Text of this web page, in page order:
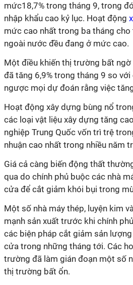
mức18,7% trong tháng 9, trong
nhập khẩu cao kỷ lục. Hoạt động
mức cao nhất trong ba tháng cho
ngoài nước đều đang ở mức cao.
Một điều khiến thị trường bất ngờ
đã tăng 6,9% trong tháng 9 so
ngược mọi dự đoán rằng việc
Hoạt động xây dựng bùng nổ
các loại vật liệu xây dựng tăng
nghiệp Trung Quốc vốn trì trệ
nhuận cao nhất trong nhiều năm
Giá cả càng biến động thất
qua do chính phủ buộc các nhà
cửa để cắt giảm khói bụi trong
Một số nhà máy thép, luyện kim
mạnh sản xuất trước khi chính
các biện pháp cắt giảm sản
cửa trong những tháng tới. Các
trường đã làm gián đoạn một số
thị trường bất ổn.